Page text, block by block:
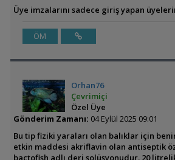
Üye imzalarını sadece giriş yapan
ÖM
Orhan76
Çevrimiçi
Özel Üye
Gönderim Zamanı: 04 Eylül 2025 09:01
Bu tip fiziki yaraları olan balıklar için
etkin maddesi akriflavin olan antiseptik